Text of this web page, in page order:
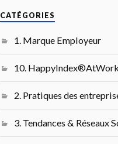
CATÉGORIES
1. Marque Employeur
10.
2. Pratiques des
3. Tendances & Réseaux